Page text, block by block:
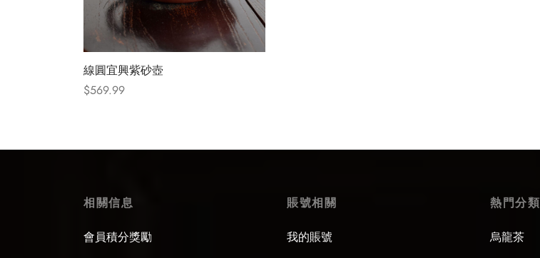
線圓宜興紫砂壺
$569.99
相關信息
會員積分獎勵
賬號相關
我的賬號
熱門分類
烏龍茶